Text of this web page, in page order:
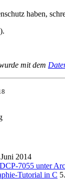
haben,
mit dem
2014
7055 unter
Tutorial in C